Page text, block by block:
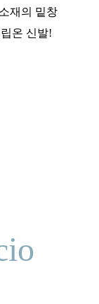
재의 밑창
온 신발!